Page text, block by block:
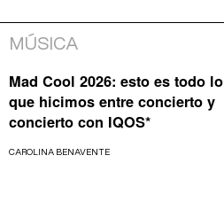
MÚSICA
Mad Cool 2026: esto es todo lo
que hicimos entre concierto y
concierto con IQOS*
CAROLINA BENAVENTE